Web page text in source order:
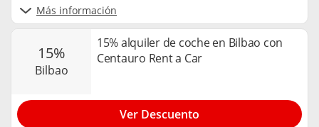
Más información
15%
bilbao
15% alquiler de coche en Bilbao con
Centauro Rent a Car
Ver Descuento